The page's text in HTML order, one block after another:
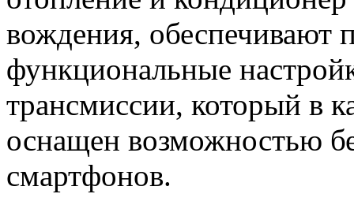
вождения, обеспечивают
функциональные
трансмиссии, который в
оснащен возможностью
смартфонов.